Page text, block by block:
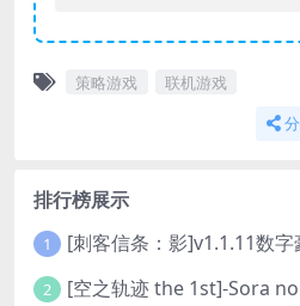
策略游戏 联机游戏
排行榜展示
1 [刺客信条：影]v1.1.11数字
2